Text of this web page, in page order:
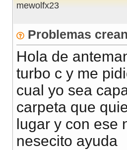
mewolfx23
Problemas
Hola de
turbo c y me
cual yo sea
carpeta que
lugar y con ese
nesecito ayuda